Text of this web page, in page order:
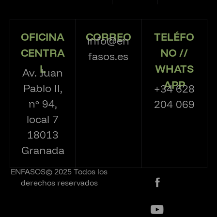
OFICINA
CENTRA
L
Av. Juan
Pablo II,
nº 94,
local 7
18013
Granada
CORREO
info@en
fasos.es
TELÉFO
NO //
WHATS
APP
+34 628
204 069
ENFASOS© 2025 Todos los
derechos reservados